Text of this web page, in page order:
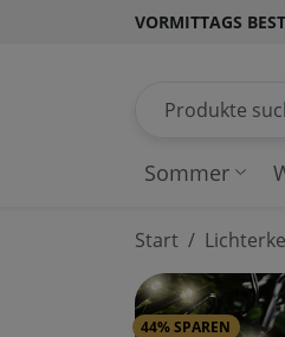
VORMITTAGS
Sommer
Start
44% SPAREN